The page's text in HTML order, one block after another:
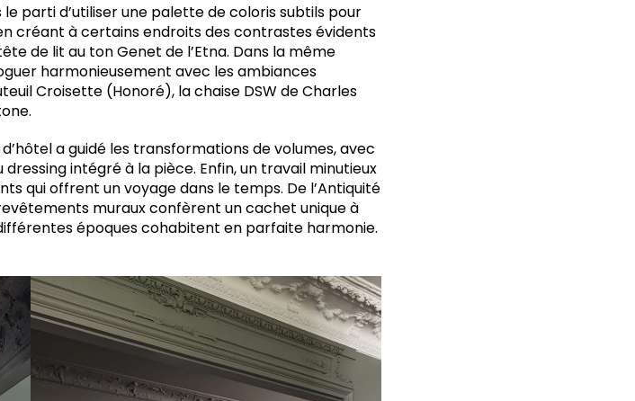
parti d’utiliser une palette de coloris subtils pour
créant à certains endroits des contrastes évidents
de lit au ton Genet de l’Etna. Dans la même
harmonieusement avec les ambiances
Croisette (Honoré), la chaise DSW de Charles
a guidé les transformations de volumes, avec
intégré à la pièce. Enfin, un travail minutieux
qui offrent un voyage dans le temps. De l’Antiquité
muraux confèrent un cachet unique à
époques cohabitent en parfaite harmonie.